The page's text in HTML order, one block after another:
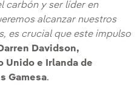
carbón y ser líder en
alcanzar nuestros
es crucial que este impulso
Davidson,
Unido e Irlanda de
Gamesa.